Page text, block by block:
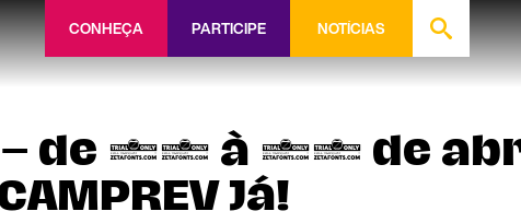
CONHEÇA PARTICIPE NOTÍCIAS
– de 23 à 27 de
Já!